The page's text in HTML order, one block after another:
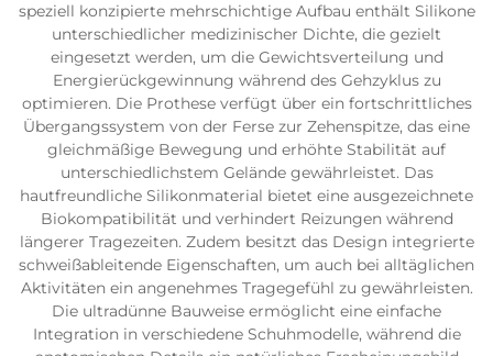
speziell konzipierte mehrschichtige Aufbau enthält Silikone
unterschiedlicher medizinischer Dichte, die gezielt
eingesetzt werden, um die Gewichtsverteilung und
Energierückgewinnung während des Gehzyklus zu
optimieren. Die Prothese verfügt über ein fortschrittliches
Übergangssystem von der Ferse zur Zehenspitze, das eine
gleichmäßige Bewegung und erhöhte Stabilität auf
unterschiedlichstem Gelände gewährleistet. Das
hautfreundliche Silikonmaterial bietet eine ausgezeichnete
Biokompatibilität und verhindert Reizungen während
längerer Tragezeiten. Zudem besitzt das Design integrierte
schweißableitende Eigenschaften, um auch bei alltäglichen
Aktivitäten ein angenehmes Tragegefühl zu gewährleisten.
Die ultradünne Bauweise ermöglicht eine einfache
Integration in verschiedene Schuhmodelle, während die